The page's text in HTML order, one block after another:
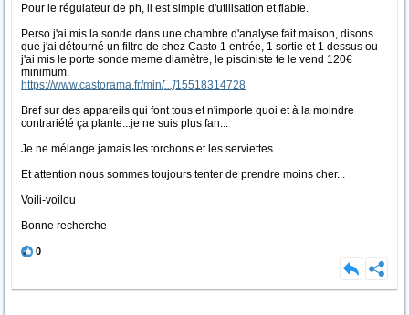
Pour le régulateur de ph, il est simple d'utilisation et fiable.
Perso j'ai mis la sonde dans une chambre d'analyse fait maison, disons
que j'ai détourné un filtre de chez Casto 1 entrée, 1 sortie et 1 dessus ou
j'ai mis le porte sonde meme diamètre, le pisciniste te le vend 120€
minimum.
https://www.castorama.fr/min[...]15518314728
Bref sur des appareils qui font tous et n'importe quoi et à la moindre
contrariété ça plante...je ne suis plus fan...
Je ne mélange jamais les torchons et les serviettes...
Et attention nous sommes toujours tenter de prendre moins cher...
Voili-voilou
Bonne recherche
0